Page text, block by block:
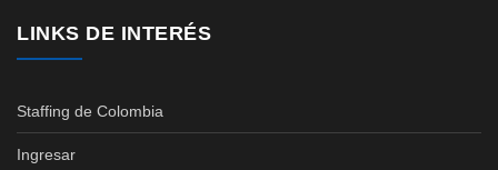
LINKS DE INTERÉS
Staffing de Colombia
Ingresar